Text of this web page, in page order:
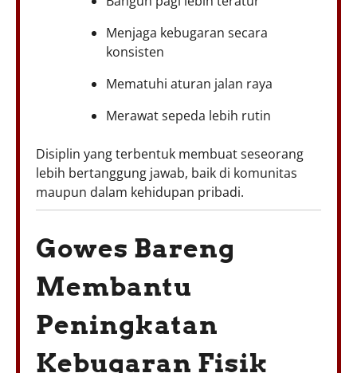
Menjaga kebugaran secara
konsisten
Mematuhi aturan jalan raya
Merawat sepeda lebih rutin
Disiplin yang terbentuk membuat seseorang
lebih bertanggung jawab, baik di komunitas
maupun dalam kehidupan pribadi.
Gowes Bareng
Membantu
Peningkatan
Kebugaran Fisik